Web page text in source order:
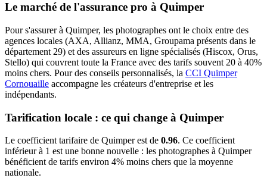
Le marché de l'assurance pro à Quimper
Pour s'assurer à Quimper, les photographes ont le choix entre des
agences locales (AXA, Allianz, MMA, Groupama présents dans le
département 29) et des assureurs en ligne spécialisés (Hiscox, Orus,
Stello) qui couvrent toute la France avec des tarifs souvent 20 à 40%
moins chers. Pour des conseils personnalisés, la CCI Quimper
Cornouaille accompagne les créateurs d'entreprise et les
indépendants.
Tarification locale : ce qui change à Quimper
Le coefficient tarifaire de Quimperest de 0.96. Ce coefficient
inférieur à 1 est une bonne nouvelle : les photographes à Quimper
bénéficient de tarifs environ 4% moins chers que la moyenne
nationale.